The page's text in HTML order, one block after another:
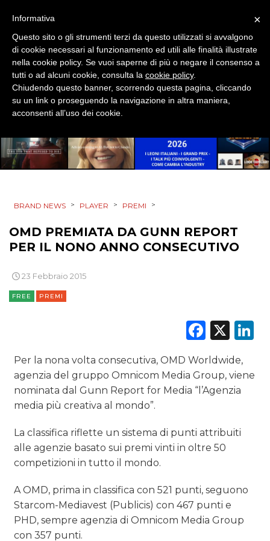
DESIGN
EVENTI
MOBILE
PROMOZIONI
PUNTI VENDITA
CSR
EDITORIA
ESTERNA
RADIO / AUDIO
TV
BRAND NEWS > PLAYER > PREMI >
OMD PREMIATA DA GUNN REPORT
PER IL NONO ANNO CONSECUTIVO
23 Febbraio 2015
FREE PREMI
X
Per la nona volta consecutiva, OMD Worldwide,
agenzia del gruppo Omnicom Media Group, viene
nominata dal Gunn Report for Media “l’Agenzia
media più creativa al mondo”.
La classifica riflette un sistema di punti attribuiti
alle agenzie basato sui premi vinti in oltre 50
competizioni in tutto il mondo.
A OMD, prima in classifica con 521 punti, seguono
Starcom-Mediavest (Publicis) con 467 punti e
PHD, sempre agenzia di Omnicom Media Group
con 357 punti.
×
Informativa
Questo sito o gli strumenti terzi da questo utilizzati si avvalgono
di cookie necessari al funzionamento ed utili alle finalità illustrate
nella cookie policy. Se vuoi saperne di più o negare il consenso a
tutti o ad alcuni cookie, consulta la cookie policy.
Chiudendo questo banner, scorrendo questa pagina, cliccando
su un link o proseguendo la navigazione in altra maniera,
acconsenti all’uso dei cookie.